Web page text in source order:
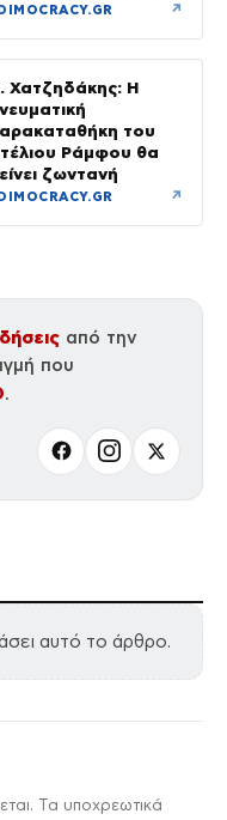
να
↗
Χατζηδάκης: Η
του
Ράμφου θα
ζωντανή
↗
από την
που
.
αυτό το άρθρο.
Τα υποχρεωτικά